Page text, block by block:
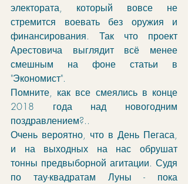
электората, который вовсе не
стремится воевать без оружия и
финансирования. Так что проект
Арестовича выглядит всё менее
смешным на фоне статьи в
"Экономист".
Помните, как все смеялись в конце
2018 года над новогодним
поздравлением?..
Очень вероятно, что в День Пегаса,
и на выходных на нас обрушат
тонны предвыборной агитации. Судя
по тау-квадратам Луны - пока